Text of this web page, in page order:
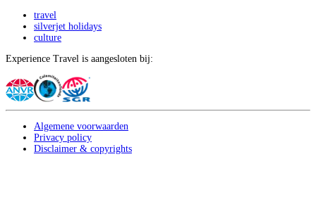
travel
silverjet holidays
culture
Experience Travel is aangesloten bij:
Algemene voorwaarden
Privacy policy
Disclaimer & copyrights